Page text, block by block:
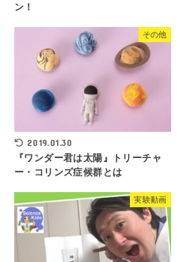
ン！
その他
2019.01.30
『ワンダー君は太陽』トリーチャ
ー・コリンズ症候群とは
実験動画